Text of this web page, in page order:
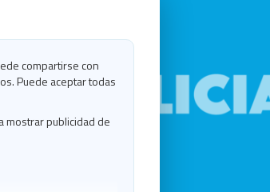
compartirse con
Puede aceptar todas
mostrar publicidad de